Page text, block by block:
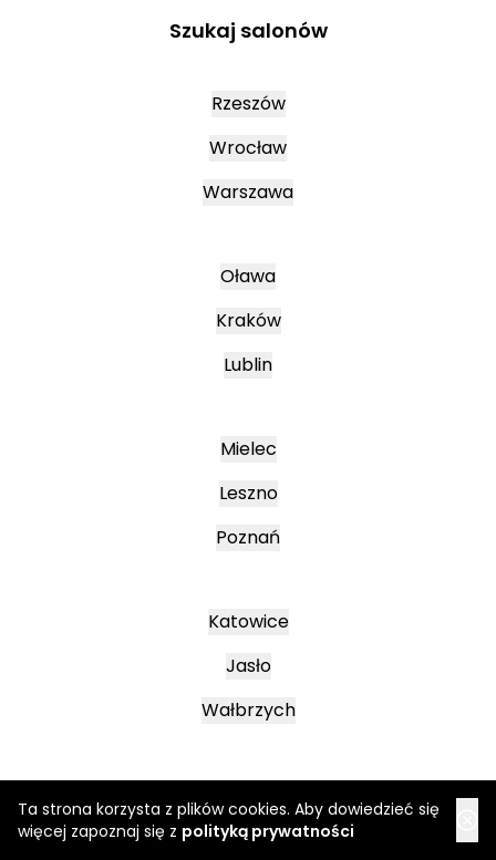
Ta strona korzysta z plików cookies. Aby dowiedzieć się
więcej zapoznaj się z polityką prywatności
Szukaj salonów
Rzeszów
Wrocław
Warszawa
Oława
Kraków
Lublin
Mielec
Leszno
Poznań
Katowice
Jasło
Wałbrzych